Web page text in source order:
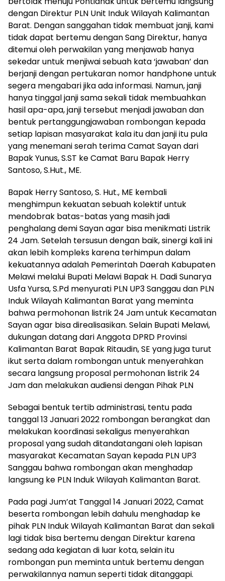
dengan Direktur PLN Unit Induk Wilayah Kalimantan
Barat. Dengan sanggahan tidak membuat janji, kami
tidak dapat bertemu dengan Sang Direktur, hanya
ditemui oleh perwakilan yang menjawab hanya
sekedar untuk menjiwai sebuah kata ‘jawaban’ dan
berjanji dengan pertukaran nomor handphone untuk
segera mengabari jika ada informasi. Namun, janji
hanya tinggal janji sama sekali tidak membuahkan
hasil apa-apa, janji tersebut menjadi jawaban dan
bentuk pertanggungjawaban rombongan kepada
setiap lapisan masyarakat kala itu dan janji itu pula
yang menemani serah terima Camat Sayan dari
Bapak Yunus, S.ST ke Camat Baru Bapak Herry
Santoso, S.Hut., ME.
Bapak Herry Santoso, S. Hut., ME kembali
menghimpun kekuatan sebuah kolektif untuk
mendobrak batas-batas yang masih jadi
penghalang demi Sayan agar bisa menikmati Listrik
24 Jam. Setelah tersusun dengan baik, sinergi kali ini
akan lebih kompleks karena terhimpun dalam
kekuatannya adalah Pemerintah Daerah Kabupaten
Melawi melalui Bupati Melawi Bapak H. Dadi Sunarya
Usfa Yursa, S.Pd menyurati PLN UP3 Sanggau dan PLN
Induk Wilayah Kalimantan Barat yang meminta
bahwa permohonan listrik 24 Jam untuk Kecamatan
Sayan agar bisa direalisasikan. Selain Bupati Melawi,
dukungan datang dari Anggota DPRD Provinsi
Kalimantan Barat Bapak Ritaudin, SE yang juga turut
ikut serta dalam rombongan untuk menyerahkan
secara langsung proposal permohonan listrik 24
Jam dan melakukan audiensi dengan Pihak PLN
Sebagai bentuk tertib administrasi, tentu pada
tanggal 13 Januari 2022 rombongan berangkat dan
melakukan koordinasi sekaligus menyerahkan
proposal yang sudah ditandatangani oleh lapisan
masyarakat Kecamatan Sayan kepada PLN UP3
Sanggau bahwa rombongan akan menghadap
langsung ke PLN Induk Wilayah Kalimantan Barat.
Pada pagi Jum’at Tanggal 14 Januari 2022, Camat
beserta rombongan lebih dahulu menghadap ke
pihak PLN Induk Wilayah Kalimantan Barat dan sekali
lagi tidak bisa bertemu dengan Direktur karena
sedang ada kegiatan di luar kota, selain itu
rombongan pun meminta untuk bertemu dengan
perwakilannya namun seperti tidak ditanggapi.